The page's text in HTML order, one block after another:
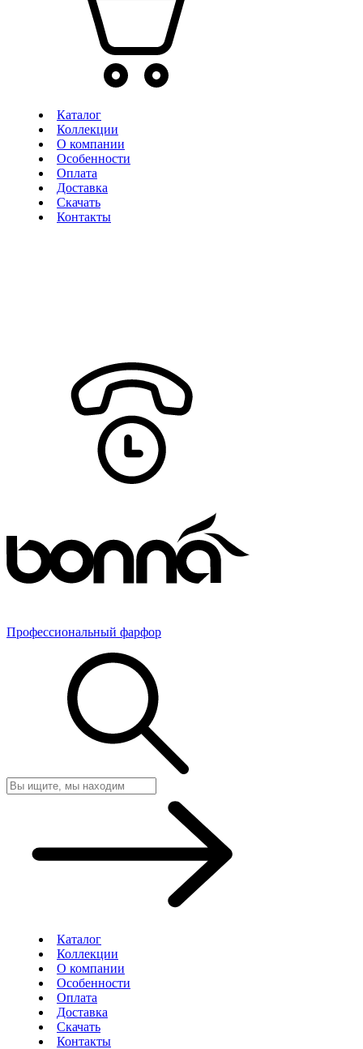
Каталог
Коллекции
О компании
Особенности
Оплата
Доставка
Скачать
Контакты
Профессиональный фарфор
Каталог
Коллекции
О компании
Особенности
Оплата
Доставка
Скачать
Контакты